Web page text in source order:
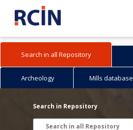
Search in all Repository
Archeology Mills database
Search in Repository